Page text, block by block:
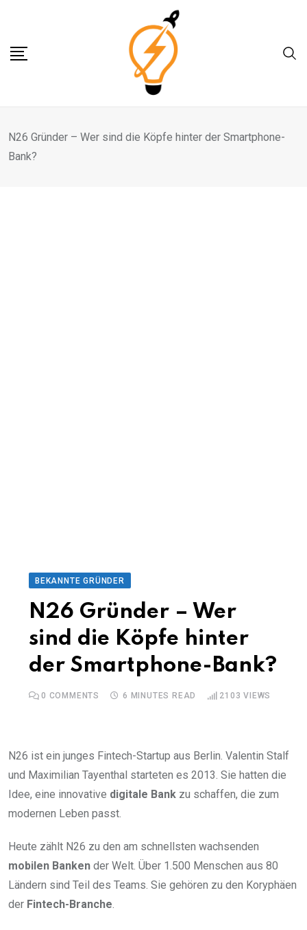
content
N26 Gründer – Wer sind die Köpfe hinter der Smartphone-
Bank?
BEKANNTE GRÜNDER
N26 Gründer – Wer
sind die Köpfe hinter
der Smartphone-Bank?
0 COMMENTS 6 MINUTES READ 2103 VIEWS
N26 ist ein junges Fintech-Startup aus Berlin. Valentin Stalf
und Maximilian Tayenthal starteten es 2013. Sie hatten die
Idee, eine innovative digitale Bank zu schaffen, die zum
modernen Leben passt.
Heute zählt N26 zu den am schnellsten wachsenden
mobilen Banken der Welt. Über 1.500 Menschen aus 80
Ländern sind Teil des Teams. Sie gehören zu den Koryphäen
der Fintech-Branche.